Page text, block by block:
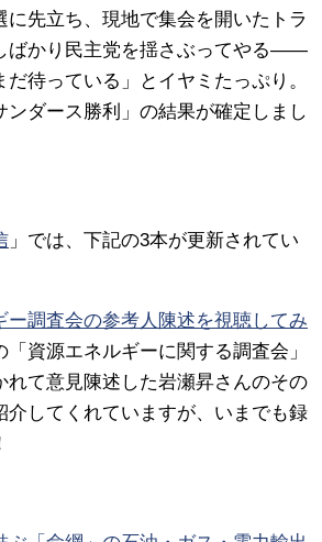
に先立ち、現地で集会を開いたトラ
ばかり民主党を揺さぶってやる――
待っている」とイヤミたっぷり。
ンダース勝利」の結果が確定しまし
」では、下記の3本が更新されてい
ー調査会の参考人陳述を視聴してみ
「資源エネルギーに関する調査会」
れて意見陳述した岩瀬昇さんのその
介してくれていますが、いまでも録